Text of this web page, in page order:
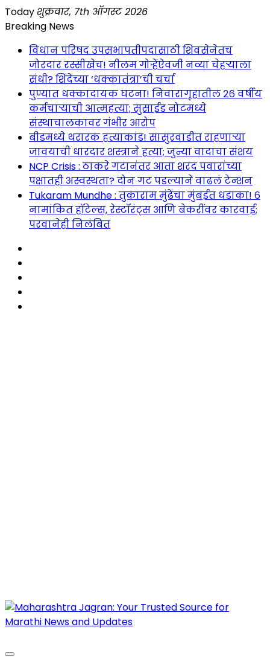
Skip
to
Today शुक्रवार, 7th ऑगस्ट 2026
Breaking News
विधान परिषद उपसभापतीपदासाठी शिवसेनेतच
जोरदार रस्सीखेच! नीलम गोऱ्हेंऐवजी नव्या चेहऱ्याला
संधी? शिंदेंच्या ‘धक्कातंत्रा’ची चर्चा
पुण्यात धक्कादायक घटना! निवारागृहातील २६ वर्षीय
कर्मचाऱ्याची आत्महत्या; सुसाईड नोटमध्ये
संस्थाचालकावर गंभीर आरोप
बीडमध्ये थरारक हत्याकांड! सासुरवाडीत राहणाऱ्या
जावयाची धारदार शस्त्राने हत्या; जुन्या वादाचा संशय
NCP Crisis : ठाकरे गटानंतर आता शरद पवारांच्या
पक्षातही अस्वस्थता? दोन गट पडल्याने वाढलं टेन्शन
Tukaram Mundhe : तुकाराम मुंढेंचा मुंबईत धडाका! ६
नामांकित हॉटेल्स, रेस्टॉरंट्स आणि बेकरींवर कारवाई;
परवानेही निलंबित
Maharashtra Jagran : Your Trusted Companion